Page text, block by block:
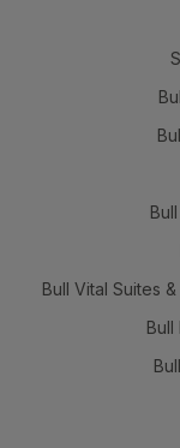
Bull Vital Suites
Bull